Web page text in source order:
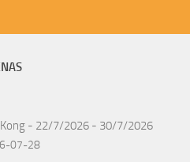
Kong - 22/7/2026 - 30/7/2026
07-28